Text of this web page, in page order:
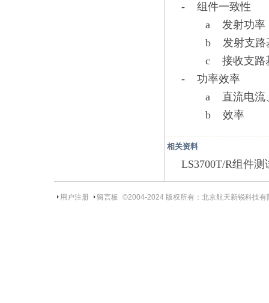
- 组件一致性
a 发射功率
b 发射支路
c 接收支路
- 功率效率
a 直流电流
b 效率
相关资料
LS3700T/R组件
用户注册 留言板 ©2004-2024 版权所有：北京航天新锐科技